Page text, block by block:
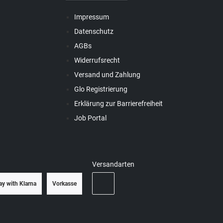
Impressum
Datenschutz
AGBs
Widerrufsrecht
Versand und Zahlung
Glo Registrierung
Erklärung zur Barrierefreiheit
Job Portal
with Klarna Vorkasse
Versandarten